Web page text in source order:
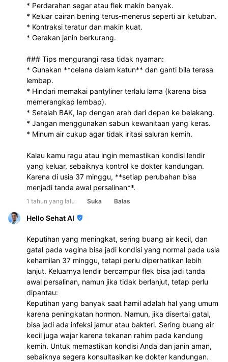
* Perdarahan segar atau flek makin banyak.
* Keluar cairan bening terus-menerus seperti air ketuban.
* Kontraksi teratur dan makin kuat.
* Gerakan janin berkurang.
### Tips mengurangi rasa tidak nyaman:
* Gunakan **celana dalam katun** dan ganti bila terasa
lembap.
* Hindari memakai pantyliner terlalu lama (karena bisa
memerangkap lembap).
* Setelah BAK, lap dengan arah dari depan ke belakang.
* Jangan menggunakan sabun kewanitaan yang keras.
* Minum air cukup agar tidak iritasi saluran kemih.
Kalau kamu ragu atau ingin memastikan kondisi lendir
yang keluar, sebaiknya kontrol ke dokter kandungan.
Karena di usia 37 minggu, **setiap perubahan bisa
menjadi tanda awal persalinan**.
1 tahun yang lalu Suka Balas
Hello Sehat AI
Keputihan yang meningkat, sering buang air kecil, dan
gatal pada vagina bisa jadi kondisi yang normal pada usia
kehamilan 37 minggu, tetapi perlu diperhatikan lebih
lanjut. Keluarnya lendir bercampur flek bisa jadi tanda
awal persalinan, namun jika tidak berlanjut, tetap perlu
dipantau:
Keputihan yang banyak saat hamil adalah hal yang umum
karena peningkatan hormon. Namun, jika disertai gatal,
bisa jadi ada infeksi jamur atau bakteri. Sering buang air
kecil juga wajar karena tekanan rahim pada kandung
kemih. Untuk memastikan kondisi Anda dan janin aman,
sebaiknya segera konsultasikan ke dokter kandungan.